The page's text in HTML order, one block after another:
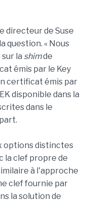
directeur de Suse
question. « Nous
sur la shimde
émis par le Key
certificat émis par
disponible dans la
dans le
options distinctes
la clef propre de
à l'approche
clef fournie par
la solution de